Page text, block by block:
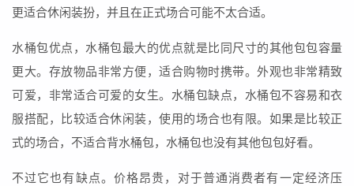
更适合休闲装扮，并且在正式场合可能不太合适。
水桶包优点，水桶包最大的优点就是比同尺寸的其他包包容量
更大。存放物品非常方便，适合购物时携带。外观也非常精致
可爱，非常适合可爱的女生。水桶包缺点，水桶包不容易和衣
服搭配，比较适合休闲装，使用的场合也有限。如果是比较正
式的场合，不适合背水桶包，水桶包也没有其他包包好看。
不过它也有缺点。价格昂贵，对于普通消费者有一定经济压